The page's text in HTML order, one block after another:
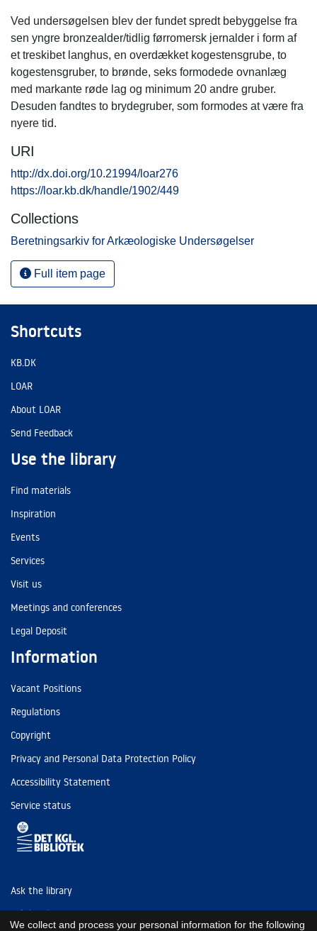
Ved undersøgelsen blev der fundet spredt bebyggelse fra
sen yngre bronzealder/tidlig førromersk jernalder i form af
et treskibet langhus, en overdækket kogestensgrube, to
kogestensgruber, to brønde, seks formodede ovnanlæg
med markante røde lag og minimum 20 andre gruber.
Desuden fandtes to brydegruber, som formodes at være fra
nyere tid.
URI
http://dx.doi.org/10.21994/loar276
https://loar.kb.dk/handle/1902/449
Collections
Beretningsarkiv for Arkæologiske Undersøgelser
Full item page
Shortcuts
KB.DK
LOAR
About LOAR
Send Feedback
Use the library
Find materials
Inspiration
Events
Services
Visit us
Meetings and conferences
Legal Deposit
Information
Vacant Positions
Regulations
Copyright
Privacy and Personal Data Protection Policy
Accessibility Statement
Service status
Ask the library
Tel: (+45) 3347 4747
We collect and process your personal information for the following